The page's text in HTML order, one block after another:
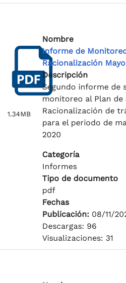
1.34MB
Nombre
Informe de
Racionalización
Descripción
Segundo informe de
monitoreo al Plan de
Racionalización de
para el periodo de
2020
Categoría
Informes
Tipo de documento
pdf
Fechas
Publicación: 08/11/
Descargas: 96
Visualizaciones: 31